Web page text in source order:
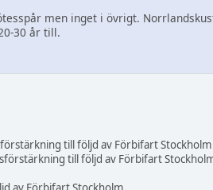
men inget i övrigt.
30 år till.
till följd av Förbifart Stockholm
till följd av Förbifart